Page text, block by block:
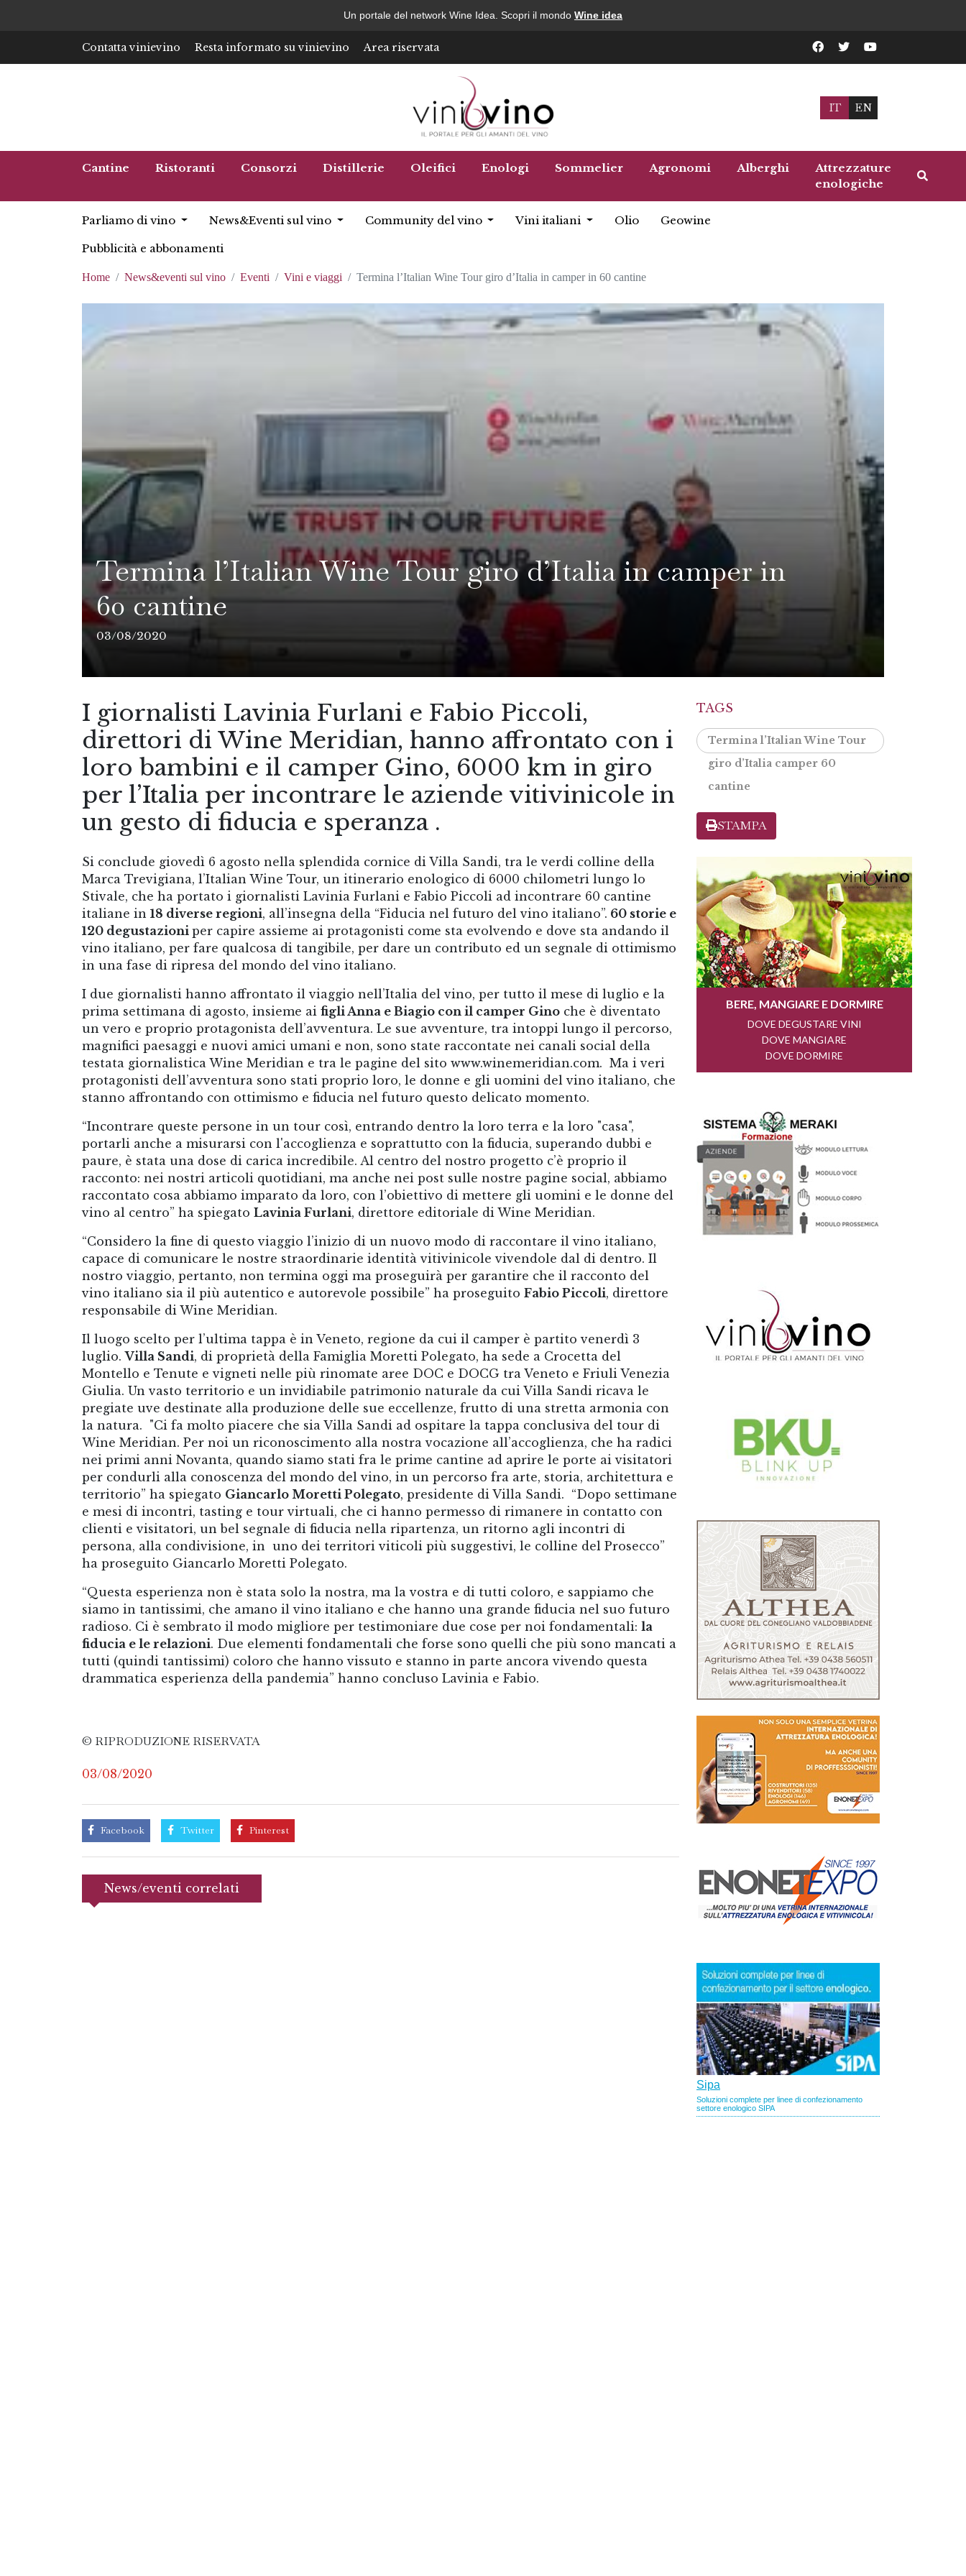
Un portale del network Wine Idea. Scopri il mondo Wine idea
Contatta vinievino Resta informato su vinievino Area riservata
IT EN
Cantine Ristoranti Consorzi Distillerie Oleifici Enologi Sommelier Agronomi Alberghi
Attrezzature
enologiche
Parliamo di vino News&Eventi sul vino Community del vino Vini italiani Olio Geowine
Pubblicità e abbonamenti
Home News&eventi sul vino Eventi Vini e viaggi Termina l’Italian Wine Tour giro d’Italia in camper in 60 cantine
Termina l’Italian Wine Tour giro d’Italia in camper in
60 cantine
03/08/2020
I giornalisti Lavinia Furlani e Fabio Piccoli,
direttori di Wine Meridian, hanno affrontato con i
loro bambini e il camper Gino, 6000 km in giro
per l’Italia per incontrare le aziende vitivinicole in
un gesto di fiducia e speranza .
Si conclude giovedì 6 agosto nella splendida cornice di Villa Sandi, tra le verdi colline della
Marca Trevigiana, l’Italian Wine Tour, un itinerario enologico di 6000 chilometri lungo lo
Stivale, che ha portato i giornalisti Lavinia Furlani e Fabio Piccoli ad incontrare 60 cantine
italiane in 18 diverse regioni, all’insegna della “Fiducia nel futuro del vino italiano”. 60 storie e
120 degustazioni per capire assieme ai protagonisti come sta evolvendo e dove sta andando il
vino italiano, per fare qualcosa di tangibile, per dare un contributo ed un segnale di ottimismo
in una fase di ripresa del mondo del vino italiano.
I due giornalisti hanno affrontato il viaggio nell’Italia del vino, per tutto il mese di luglio e la
prima settimana di agosto, insieme ai figli Anna e Biagio con il camper Gino che è diventato
un vero e proprio protagonista dell’avventura. Le sue avventure, tra intoppi lungo il percorso,
magnifici paesaggi e nuovi amici umani e non, sono state raccontate nei canali social della
testata giornalistica Wine Meridian e tra le pagine del sito www.winemeridian.com. Ma i veri
protagonisti dell’avventura sono stati proprio loro, le donne e gli uomini del vino italiano, che
stanno affrontando con ottimismo e fiducia nel futuro questo delicato momento.
“Incontrare queste persone in un tour così, entrando dentro la loro terra e la loro "casa",
portarli anche a misurarsi con l'accoglienza e soprattutto con la fiducia, superando dubbi e
paure, è stata una dose di carica incredibile. Al centro del nostro progetto c’è proprio il
racconto: nei nostri articoli quotidiani, ma anche nei post sulle nostre pagine social, abbiamo
raccontato cosa abbiamo imparato da loro, con l’obiettivo di mettere gli uomini e le donne del
vino al centro” ha spiegato Lavinia Furlani, direttore editoriale di Wine Meridian.
“Considero la fine di questo viaggio l’inizio di un nuovo modo di raccontare il vino italiano,
capace di comunicare le nostre straordinarie identità vitivinicole vivendole dal di dentro. Il
nostro viaggio, pertanto, non termina oggi ma proseguirà per garantire che il racconto del
vino italiano sia il più autentico e autorevole possibile” ha proseguito Fabio Piccoli, direttore
responsabile di Wine Meridian.
Il luogo scelto per l’ultima tappa è in Veneto, regione da cui il camper è partito venerdì 3
luglio.Villa Sandi, di proprietà della Famiglia Moretti Polegato, ha sede a Crocetta del
Montello e Tenute e vigneti nelle più rinomate aree DOC e DOCG tra Veneto e Friuli Venezia
Giulia. Un vasto territorio e un invidiabile patrimonio naturale da cui Villa Sandi ricava le
pregiate uve destinate alla produzione delle sue eccellenze, frutto di una stretta armonia con
la natura. "Ci fa molto piacere che sia Villa Sandi ad ospitare la tappa conclusiva del tour di
Wine Meridian. Per noi un riconoscimento alla nostra vocazione all’accoglienza, che ha radici
nei primi anni Novanta, quando siamo stati fra le prime cantine ad aprire le porte ai visitatori
per condurli alla conoscenza del mondo del vino, in un percorso fra arte, storia, architettura e
territorio” ha spiegato Giancarlo Moretti Polegato, presidente di Villa Sandi. “Dopo settimane
e mesi di incontri, tasting e tour virtuali, che ci hanno permesso di rimanere in contatto con
clienti e visitatori, un bel segnale di fiducia nella ripartenza, un ritorno agli incontri di
persona, alla condivisione, in uno dei territori viticoli più suggestivi, le colline del Prosecco”
ha proseguito Giancarlo Moretti Polegato.
“Questa esperienza non è stata solo la nostra, ma la vostra e di tutti coloro, e sappiamo che
siamo in tantissimi, che amano il vino italiano e che hanno una grande fiducia nel suo futuro
radioso. Ci è sembrato il modo migliore per testimoniare due cose per noi fondamentali: la
fiducia e le relazioni. Due elementi fondamentali che forse sono quelli che più sono mancati a
tutti (quindi tantissimi) coloro che hanno vissuto e stanno in parte ancora vivendo questa
drammatica esperienza della pandemia” hanno concluso Lavinia e Fabio.
© RIPRODUZIONE RISERVATA
03/08/2020
Facebook Twitter Pinterest
News/eventi correlati
TAGS
Termina l’Italian Wine Tour
giro d’Italia camper 60
cantine
STAMPA